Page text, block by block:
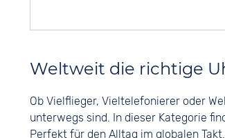
Weltweit die richtige
Ob Vielflieger, Vieltelefonierer oder
unterwegs sind. In dieser Kategorie
Perfekt für den Alltag im globalen Takt.